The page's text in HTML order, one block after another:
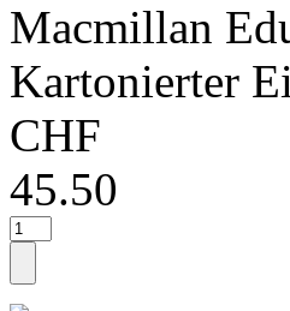
Macmillan
Kartonierter
CHF
45.50